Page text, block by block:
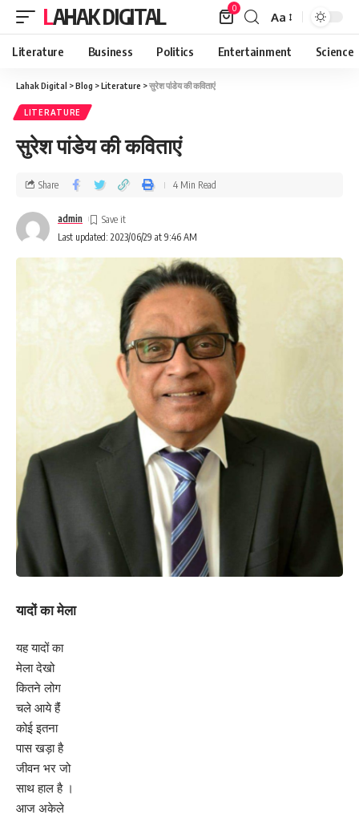
LAHAK DIGITAL 0
Aa
Literature Business Politics Entertainment Science
Lahak Digital >Blog >Literature >सुरेश पांडेय की कविताएं
LITERATURE
सुरेश पांडेय की कविताएं
Last updated: 2023/06/29 at 9:46 AM
admin
Share 4 Min Read
यादों का मेला
यह यादों का
मेला देखो
कितने लोग
चले आये हैंं
कोई इतना
पास खड़ा है
जीवन भर जो
साथ हाल है ।
आज अकेले